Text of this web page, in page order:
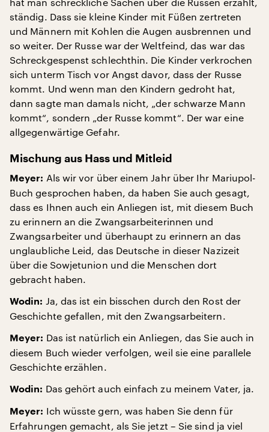
ständig. Dass sie kleine Kinder mit Füßen zertreten
und Männern mit Kohlen die Augen ausbrennen und
so weiter. Der Russe war der Weltfeind, das war das
Schreckgespenst schlechthin. Die Kinder verkrochen
sich unterm Tisch vor Angst davor, dass der Russe
kommt. Und wenn man den Kindern gedroht hat,
dann sagte man damals nicht, „der schwarze Mann
kommt“, sondern „der Russe kommt“. Der war eine
allgegenwärtige Gefahr.
Mischung aus Hass und Mitleid
Meyer: Als wir vor über einem Jahr über Ihr Mariupol-
Buch gesprochen haben, da haben Sie auch gesagt,
dass es Ihnen auch ein Anliegen ist, mit diesem Buch
zu erinnern an die Zwangsarbeiterinnen und
Zwangsarbeiter und überhaupt zu erinnern an das
unglaubliche Leid, das Deutsche in dieser Nazizeit
über die Sowjetunion und die Menschen dort
gebracht haben.
Wodin: Ja, das ist ein bisschen durch den Rost der
Geschichte gefallen, mit den Zwangsarbeitern.
Meyer: Das ist natürlich ein Anliegen, das Sie auch in
diesem Buch wieder verfolgen, weil sie eine parallele
Geschichte erzählen.
Wodin: Das gehört auch einfach zu meinem Vater, ja.
Meyer: Ich wüsste gern, was haben Sie denn für
Erfahrungen gemacht, als Sie jetzt – Sie sind ja viel